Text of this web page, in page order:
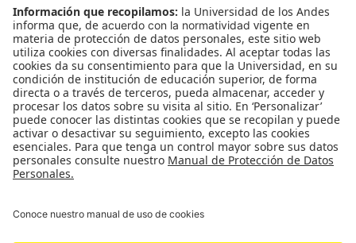
¿Quieres escribir en 070?
CONTÁCTANOS
cerosetenta@uniandes.edu.co
BOGOTÁ, COLOMBIA
NEWSLETTER